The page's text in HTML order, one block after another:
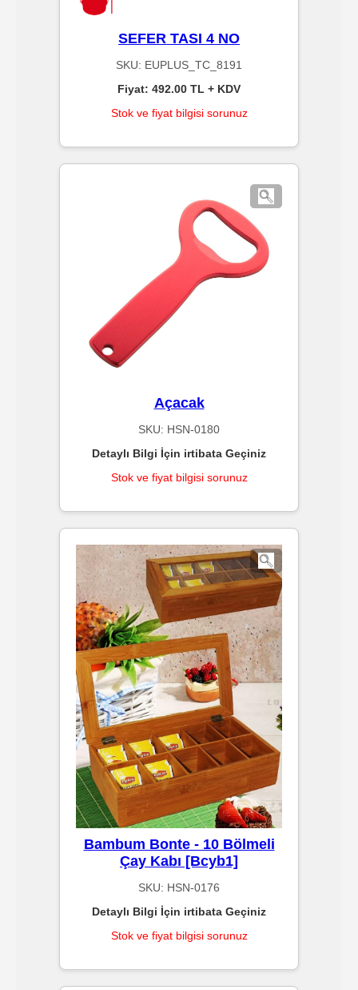
Su
Bazlı
Mendiller
Kolonyalı
Mendiller
Pipetler
Temizlik
Temizlik
Kimyasalları
Endüstriyel
Temizlik
Kağıtları
Endüstriyel
Temizlik
Ürünleri
Köpük
Kaseler
Tabaklar
Horeca
Endüstri
Ürünleri
Ürünler
SEFER TASI 4 NO
SKU: EUPLUS_TC_8191
Fiyat: 492.00 TL + KDV
Stok ve fiyat bilgisi sorunuz
Açacak
SKU: HSN-0180
Detaylı Bilgi İçin irtibata Geçiniz
Stok ve fiyat bilgisi sorunuz
Bambum Bonte - 10 Bölmeli
Çay Kabı [Bcyb1]
SKU: HSN-0176
Detaylı Bilgi İçin irtibata Geçiniz
Stok ve fiyat bilgisi sorunuz